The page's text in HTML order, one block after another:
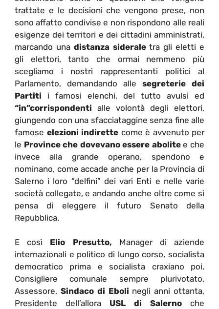
trattate e le decisioni che vengono prese, non
sono affatto condivise e non rispondono alle reali
esigenze dei territori e dei cittadini amministrati,
marcando una distanza sideraletra gli eletti e
gli elettori, tanto che ormai nemmeno più
scegliamo i nostri rappresentanti politici al
Parlamento, demandando alle segreterie dei
Partiti i famosi elenchi, del tutto avulsi ed
“in”corrispondenti alle volontà degli elettori,
giungendo con una sfacciataggine senza fine alle
famose elezioni indirette come è avvenuto per
le Province che dovevano essere abolitee che
invece alla grande operano, spendono e
nominano, come accade anche per la Provincia di
Salerno i loro “delfini” dei vari Enti e nelle varie
società collegate, e andando anche oltre come si
pensa di eleggere il futuro Senato della
Repubblica.
E così Elio Presutto, Manager di aziende
internazionali e politico di lungo corso, socialista
democratico prima e socialista craxiano poi,
Consigliere comunale sempre plurivotato,
Assessore, Sindaco di Eboli negli anni ottanta,
Presidente dell’allora USL di Salerno che